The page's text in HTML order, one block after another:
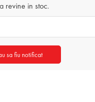
revine in stoc.
sa fiu notificat